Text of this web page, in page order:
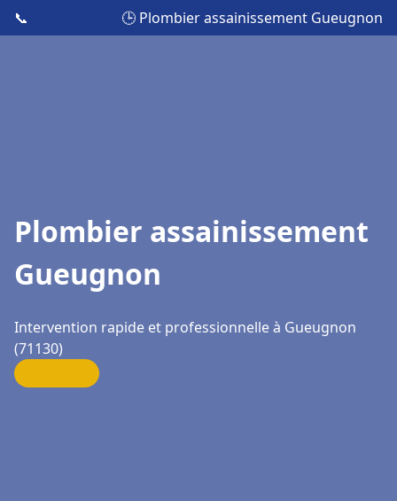
📞 🕒 Plombier assainissement Gueugnon
Plombier assainissement
Gueugnon
Intervention rapide et professionnelle à Gueugnon
(71130)